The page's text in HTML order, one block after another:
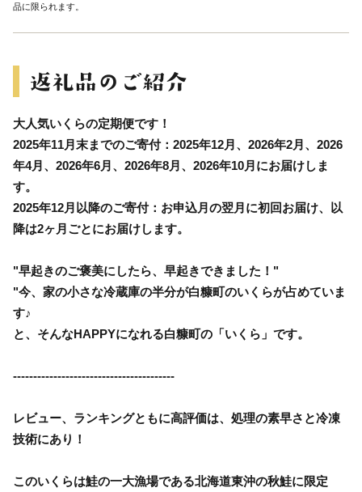
品に限られます。
大人気いくらの定期便です！
2025年11月末までのご寄付：2025年12月、2026年2月、2026
年4月、2026年6月、2026年8月、2026年10月にお届けしま
す。
2025年12月以降のご寄付：お申込月の翌月に初回お届け、以
降は2ヶ月ごとにお届けします。
"早起きのご褒美にしたら、早起きできました！"
"今、家の小さな冷蔵庫の半分が白糠町のいくらが占めていま
す♪
と、そんなHAPPYになれる白糠町の「いくら」です。
----------------------------------------
レビュー、ランキングともに高評価は、処理の素早さと冷凍
技術にあり！
このいくらは鮭の一大漁場である北海道東沖の秋鮭に限定